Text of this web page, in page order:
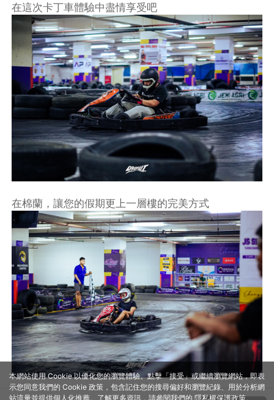
在這次卡丁車體驗中盡情享受吧
在棉蘭，讓您的假期更上一層樓的完美方式
本網站使用 Cookie 以優化您的瀏覽體驗。點擊「接受」或繼續瀏覽網站，即表
示您同意我們的 Cookie 政策，包含記住您的搜尋偏好和瀏覽紀錄、用於分析網
站流量並提供個人化推薦。了解更多資訊，請參閱我們的 隱私權保護政策。